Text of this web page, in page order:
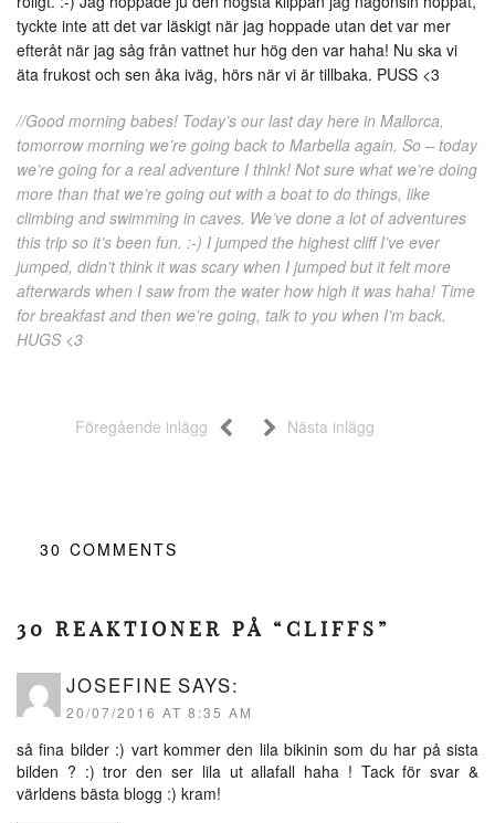
tyckte inte att det var läskigt när jag hoppade utan det var mer
efteråt när jag såg från vattnet hur hög den var haha! Nu ska vi
äta frukost och sen åka iväg, hörs när vi är tillbaka. PUSS <3
//Good morning babes! Today’s our last day here in Mallorca,
tomorrow morning we’re going back to Marbella again. So – today
we’re going for a real adventure I think! Not sure what we’re doing
more than that we’re going out with a boat to do things, like
climbing and swimming in caves. We’ve done a lot of adventures
this trip so it’s been fun. :-) I jumped the highest cliff I’ve ever
jumped, didn’t think it was scary when I jumped but it felt more
afterwards when I saw from the water how high it was haha! Time
for breakfast and then we’re going, talk to you when I’m back.
HUGS <3
Föregående inlägg Nästa inlägg
30 COMMENTS
30 REAKTIONER PÅ “CLIFFS”
JOSEFINE SAYS:
20/07/2016 AT 8:35 AM
så fina bilder :) vart kommer den lila bikinin som du har på sista
bilden ? :) tror den ser lila ut allafall haha ! Tack för svar &
världens bästa blogg :) kram!